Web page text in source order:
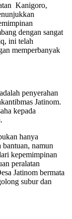
Kanigoro,
dengan sangat
ini telah
memperbanyak
penyerahan
Jatinom.
kepada
hanya
bantuan, namun
kepemimpinan
peralatan
Jatinom bermata
subur dan